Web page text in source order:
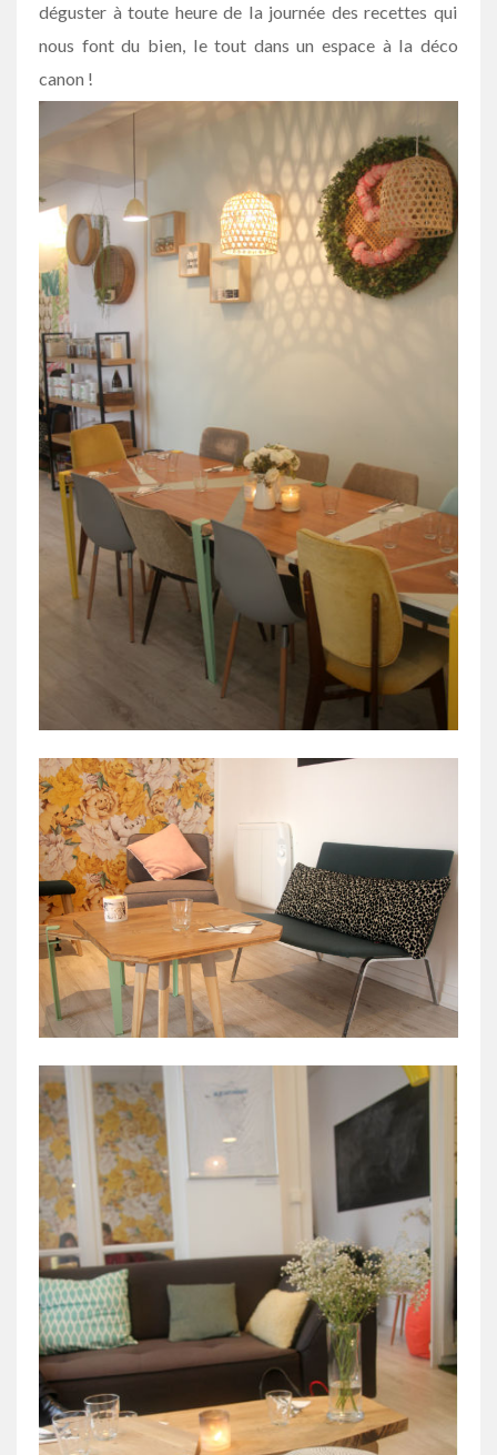
déguster à toute heure de la journée des recettes qui
nous font du bien, le tout dans un espace à la déco
canon !